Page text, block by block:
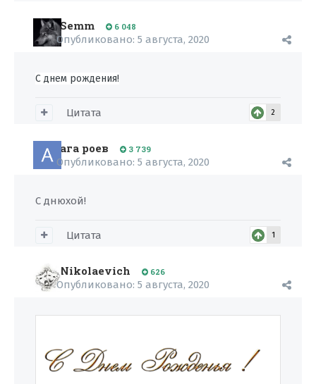
Semm 6 048
Опубликовано: 5 августа, 2020
С днем рождения!
2
Цитата
ага роев 3 739
Опубликовано: 5 августа, 2020
C днюхой!
1
Цитата
Nikolaevich 626
Опубликовано: 5 августа, 2020